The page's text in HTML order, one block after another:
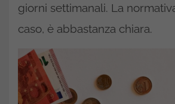
giorni settimanali. La
caso, è abbastanza chiara.